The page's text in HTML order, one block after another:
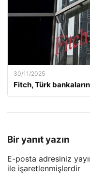
30/11/2025
Fitch, Türk
Bir yanıt yazın
E-posta adresiniz
ile işaretlenmişlerdir